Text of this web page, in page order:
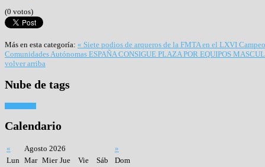
(0 votos)
Más en esta categoría: « Siete podios de arqueros de la FMTA en el LXVI
Comunidades Autónomas ESPAÑA CONSIGUE PLAZA POR EQUIPOS
volver arriba
Nube de tags
Calendario
« Agosto 2026
»
Lun Mar Mier Jue Vie Sáb
Dom